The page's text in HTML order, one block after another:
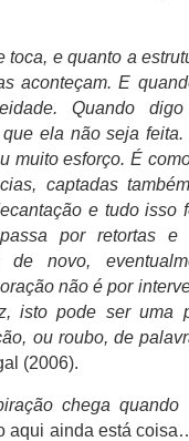
toca, e quanto a
aconteçam. E
Quando
ela não seja
muito esforço. É
captadas
e tudo isso
por retortas
de novo,
não é por
isto pode ser uma
ou roubo, de
(2006).
chega
aqui ainda está